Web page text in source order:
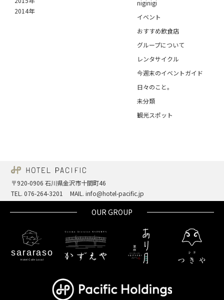
2014年
niginigi
イベント
おすすめ飲食店
グループについて
レンタサイクル
今週末のイベントガイド
日々のこと。
未分類
観光スポット
〒920-0906 石川県金沢市十間町46
TEL. 076-264-3201
MAIL. info@hotel-pacific.jp
OUR GROUP